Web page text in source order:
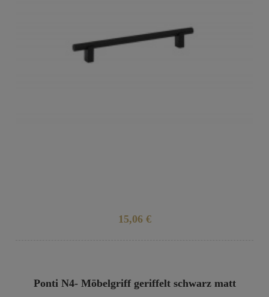
15,06 €
Ponti N4- Möbelgriff geriffelt schwarz matt